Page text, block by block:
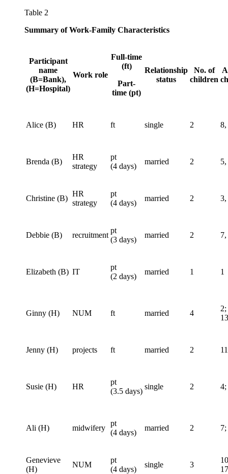
Table 2
Summary of Work-Family Characteristics
Participant
name
(B=Bank),
(H=Hospital)
Work role
Full-time
(ft)
Part-
time (pt)
Relationship
status
No. of
children
Alice (B) HR ft single 2 8,
Brenda (B)
HR
strategy
pt
(4 days)
married 2
Christine (B)
HR
strategy
pt
(4 days)
married 2 3,
Debbie (B) recruitment
pt
(3 days)
married 2 7,
Elizabeth (B) IT
pt
(2 days)
married 1 1
Ginny (H) NUM ft married 4
Jenny (H) projects ft married 2
Susie (H) HR
pt
(3.5 days)
single 2 4;
Ali (H) midwifery
pt
(4 days)
married 2
Genevieve
(H)
NUM
pt
(4 days)
single 3
17